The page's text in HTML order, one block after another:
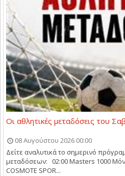
Οι αθλητικές μεταδόσεις του
08 Αυγούστου 2026 00:00
Δείτε αναλυτικά το σημερινό
μεταδόσεων: 02:00 Masters 1000
COSMOTE SPOR...